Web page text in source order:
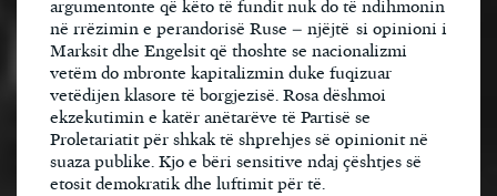
argumentonte që këto të fundit nuk do të ndihmonin
në rrëzimin e perandorisë Ruse – njëjtë si opinioni i
Marksit dhe Engelsit që thoshte se nacionalizmi
vetëm do mbronte kapitalizmin duke fuqizuar
vetëdijen klasore të borgjezisë. Rosa dëshmoi
ekzekutimin e katër anëtarëve të Partisë se
Proletariatit për shkak të shprehjes së opinionit në
suaza publike. Kjo e bëri sensitive ndaj çështjes së
etosit demokratik dhe luftimit për të.